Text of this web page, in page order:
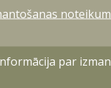
par
par